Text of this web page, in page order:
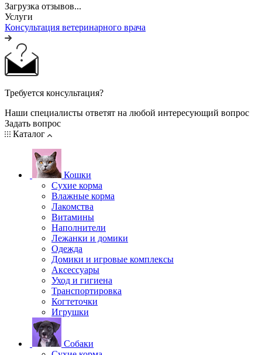
Загрузка отзывов...
Услуги
Консультация ветеринарного врача
Требуется консультация?
Наши специалисты ответят на любой интересующий вопрос
Задать вопрос
Каталог
Кошки
Сухие корма
Влажные корма
Лакомства
Витамины
Наполнители
Лежанки и домики
Одежда
Домики и игровые комплексы
Аксессуары
Уход и гигиена
Транспортировка
Когтеточки
Игрушки
Собаки